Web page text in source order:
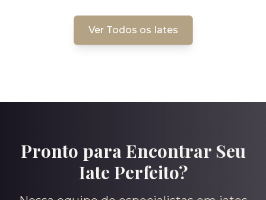
Ver Todos os Iates
Pronto para Encontrar Seu
Iate Perfeito?